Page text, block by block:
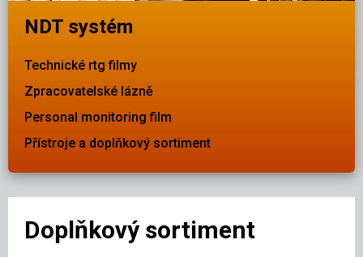
NDT systém
Technické rtg filmy
Zpracovatelské lázně
Personal monitoring film
Přístroje a doplňkový sortiment
Doplňkový sortiment